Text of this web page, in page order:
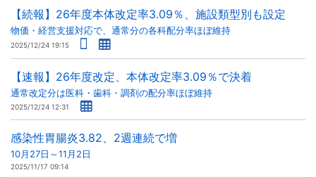
【続報】26年度本体改定率3.09％、施設類型別も設定
物価・経営支援対応で、通常分の各科配分率ほぼ維持
2025/12/24 19:15
【速報】26年度改定、本体改定率3.09％で決着
通常改定分は医科・歯科・調剤の配分率ほぼ維持
2025/12/24 12:31
感染性胃腸炎3.82、2週連続で増
10月27日～11月2日
2025/11/17 09:14